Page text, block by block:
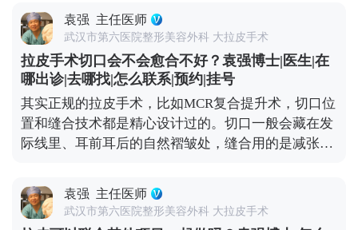
留足准备时间。 想知道更多关于MCR复合提升术的
问题，可以去官方媒体平台（公众号、百家号、小红
薯）预约面诊，详细了解。
一般建议，拉皮手术前先面诊检查，看看面部玻尿酸
的分布情况。如果有必要，就先把多余的玻尿酸溶解
掉，等面部状态恢复稳定了再做拉皮。这样既能保证
手术安全，也能让提升效果更精准、更持久。 其实拉
皮和填充并不冲突，关键是要找对时间、用对方式，
才能真正达到面部年轻化的效果。 想知道更多关于
MCR复合提升术的问题，可以去官方媒体平台（公众
号、百家号、小红薯）预约面诊，详细了解。
袁强 主任医师
武汉市第六医院整形美容外科 大拉皮手术
拉皮手术切口会不会愈合不好？袁强博士|医生|在
哪出诊|去哪找|怎么联系|预约|挂号
其实正规的拉皮手术，比如MCR复合提升术，切口位
置和缝合技术都是精心设计过的。切口一般会藏在发
际线里、耳前耳后的自然褶皱处，缝合用的是减张缝
出来了。至于大家担心的耳朵变形，只要操作规范，
这种情况很少出现。 当然，愈合效果不只是医生技术
的事，术后护理也很关键。术后两三周内尽量别抽烟
袁强 主任医师
武汉市第六医院整形美容外科 大拉皮手术